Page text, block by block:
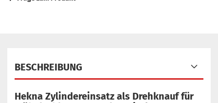
BESCHREIBUNG
Hekna Zylindereinsatz als Drehknauf für